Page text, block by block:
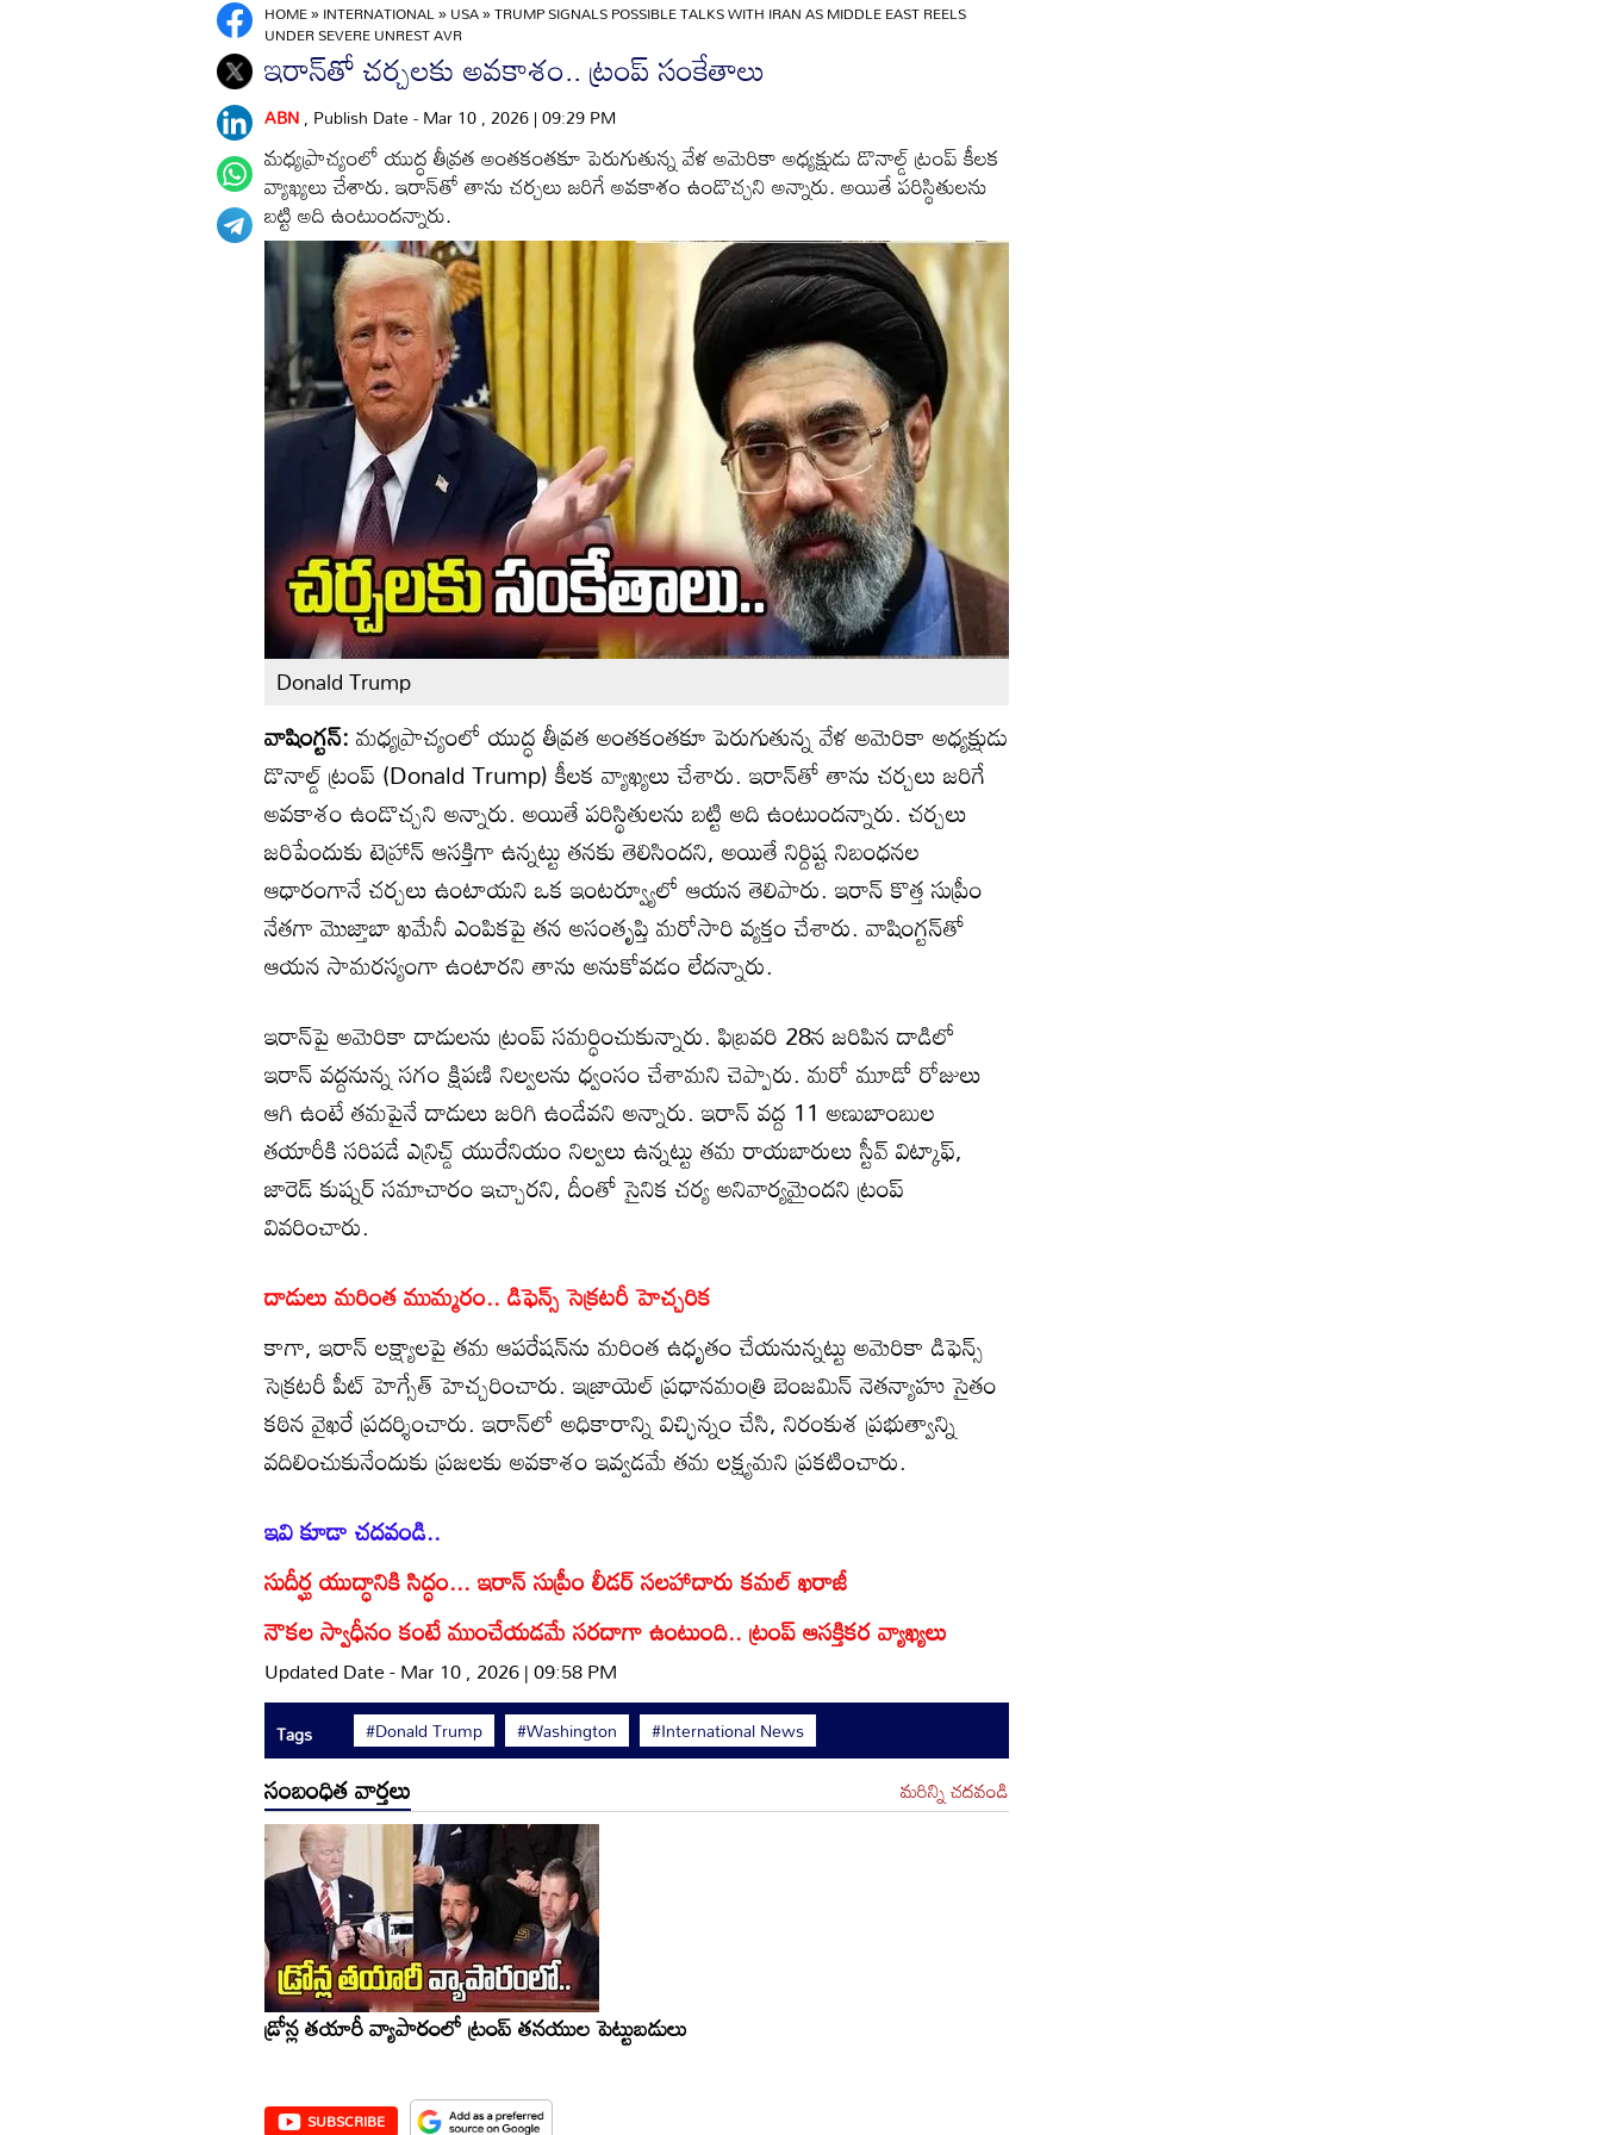
HOME»INTERNATIONAL»USA»TRUMP SIGNALS POSSIBLE TALKS WITH IRAN AS MIDDLE EAST REELS
UNDER SEVERE UNREST AVR
ఇరాన్‌తో చర్చలకు అవకాశం.. ట్రంప్ సంకేతాలు
ABN, Publish Date - Mar 10 , 2026 | 09:29 PM
మధ్యప్రాచ్యంలో యుద్ధ తీవ్రత అంతకంతకూ పెరుగుతున్న వేళ అమెరికా అధ్యక్షుడు డొనాల్డ్ ట్రంప్ కీలక
వ్యాఖ్యలు చేశారు. ఇరాన్‌తో తాను చర్చలు జరిగే అవకాశం ఉండొచ్చని అన్నారు. అయితే పరిస్థితులను
బట్టి అది ఉంటుందన్నారు.
Donald Trump
వాషింగ్టన్:మధ్యప్రాచ్యంలో యుద్ధ తీవ్రత అంతకంతకూ పెరుగుతున్న వేళ అమెరికా అధ్యక్షుడు
డొనాల్డ్ ట్రంప్ (Donald Trump) కీలక వ్యాఖ్యలు చేశారు. ఇరాన్‌తో తాను చర్చలు జరిగే
అవకాశం ఉండొచ్చని అన్నారు. అయితే పరిస్థితులను బట్టి అది ఉంటుందన్నారు. చర్చలు
జరిపేందుకు టెహ్రాన్ ఆసక్తిగా ఉన్నట్టు తనకు తెలిసిందని, అయితే నిర్దిష్ట నిబంధనల
ఆధారంగానే చర్చలు ఉంటాయని ఒక ఇంటర్వ్యూలో ఆయన తెలిపారు. ఇరాన్‌ కొత్త సుప్రీం
నేతగా మొజ్తాబా ఖమేనీ ఎంపికపై తన అసంతృప్తి మరోసారి వ్యక్తం చేశారు. వాషింగ్టన్‌తో
ఆయన సామరస్యంగా ఉంటారని తాను అనుకోవడం లేదన్నారు.
ఇరాన్‌పై అమెరికా దాడులను ట్రంప్ సమర్ధించుకున్నారు. ఫిబ్రవరి 28న జరిపిన దాడిలో
ఇరాన్‌ వద్దనున్న సగం క్షిపణి నిల్వలను ధ్వంసం చేశామని చెప్పారు. మరో మూడో రోజులు
ఆగి ఉంటే తమపైనే దాడులు జరిగి ఉండేవని అన్నారు. ఇరాన్ వద్ద 11 అణుబాంబుల
తయారీకి సరిపడే ఎన్రిచ్డ్ యురేనియం నిల్వలు ఉన్నట్టు తమ రాయబారులు స్టీవ్ విట్కాఫ్,
జారెడ్ కుష్నర్ సమాచారం ఇచ్చారని, దీంతో సైనిక చర్య అనివార్యమైందని ట్రంప్
వివరించారు.
దాడులు మరింత ముమ్మరం.. డిఫెన్స్ సెక్రటరీ హెచ్చరిక
కాగా, ఇరాన్ లక్ష్యాలపై తమ ఆపరేషన్‌ను మరింత ఉధృతం చేయనున్నట్టు అమెరికా డిఫెన్స్
సెక్రటరీ పీట్ హెగ్సేత్ హెచ్చరించారు. ఇజ్రాయెల్ ప్రధానమంత్రి బెంజమిన్ నెతన్యాహు సైతం
కఠిన వైఖరే ప్రదర్శించారు. ఇరాన్‌లో అధికారాన్ని విచ్ఛిన్నం చేసి, నిరంకుశ ప్రభుత్వాన్ని
వదిలించుకునేందుకు ప్రజలకు అవకాశం ఇవ్వడమే తమ లక్ష్యమని ప్రకటించారు.
ఇవి కూడా చదవండి..
సుదీర్ఘ యుద్ధానికి సిద్ధం... ఇరాన్ సుప్రీం లీడర్ సలహాదారు కమల్ ఖరాజీ
నౌకల స్వాధీనం కంటే ముంచేయడమే సరదాగా ఉంటుంది.. ట్రంప్ ఆసక్తికర వ్యాఖ్యలు
Updated Date - Mar 10 , 2026 | 09:58 PM
Tags #Donald Trump #Washington #International News
సంబంధిత వార్తలు మరిన్ని చదవండి
డ్రోన్ల తయారీ వ్యాపారంలో ట్రంప్ తనయుల పెట్టుబడులు
SUBSCRIBE